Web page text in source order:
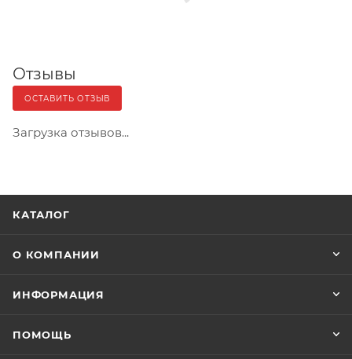
Отзывы
ОСТАВИТЬ ОТЗЫВ
Загрузка отзывов...
КАТАЛОГ
О КОМПАНИИ
ИНФОРМАЦИЯ
ПОМОЩЬ